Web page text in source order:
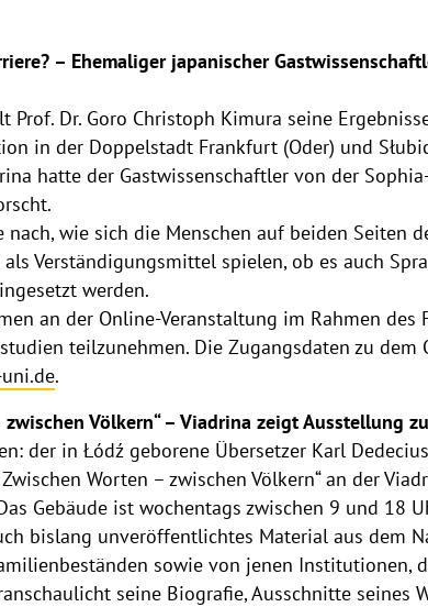
– Ehemaliger japanischer
Prof. Dr. Goro Christoph Kimura seine
in der Doppelstadt Frankfurt (Oder) und
hatte der Gastwissenschaftler von der
wie sich die Menschen auf beiden Seiten
Verständigungsmittel spielen, ob es auch
werden.
an der Online-Veranstaltung im Rahmen des
teilzunehmen. Die Zugangsdaten zu dem
.
Völkern“ – Viadrina zeigt Ausstellung
der in Łódź geborene Übersetzer Karl
Worten – zwischen Völkern“ an der
Gebäude ist wochentags zwischen 9 und 18
bislang unveröffentlichtes Material aus dem
sowie von jenen Institutionen,
seine Biografie, Ausschnitte seines